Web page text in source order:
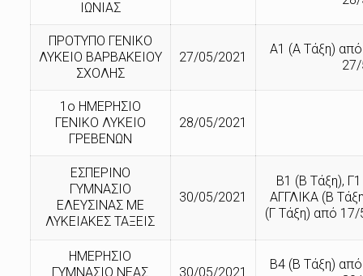
ΙΩΝΙΑΣ
ΠΡΟΤΥΠΟ ΓΕΝΙΚΟ
ΛΥΚΕΙΟ ΒΑΡΒΑΚΕΙΟΥ
ΣΧΟΛΗΣ
27/05/2021
Α1 (Α Τάξη)
1ο ΗΜΕΡΗΣΙΟ
ΓΕΝΙΚΟ ΛΥΚΕΙΟ
ΓΡΕΒΕΝΩΝ
28/05/2021
ΕΣΠΕΡΙΝΟ
ΓΥΜΝΑΣΙΟ
ΕΛΕΥΣΙΝΑΣ ΜΕ
ΛΥΚΕΙΑΚΕΣ ΤΑΞΕΙΣ
30/05/2021
Β1 (Β Τάξη),
ΑΓΓΛΙΚΑ (Β
(Γ Τάξη) από
ΗΜΕΡΗΣΙΟ
ΓΥΜΝΑΣΙΟ ΝΕΑΣ
30/05/2021
Β4 (Β Τάξη)